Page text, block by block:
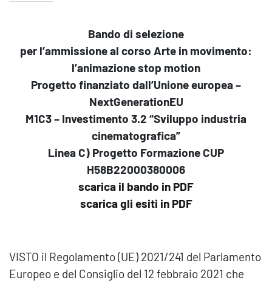
Bando di selezione
per l’ammissione al corso Arte in movimento:
l’animazione stop motion
Progetto finanziato dall’Unione europea –
NextGenerationEU
M1C3 – Investimento 3.2 “Sviluppo industria
cinematografica”
Linea C) Progetto Formazione CUP
H58B22000380006
scarica il bando in PDF
scarica gli esiti in PDF
VISTO il Regolamento (UE) 2021/241 del Parlamento
Europeo e del Consiglio del 12 febbraio 2021 che